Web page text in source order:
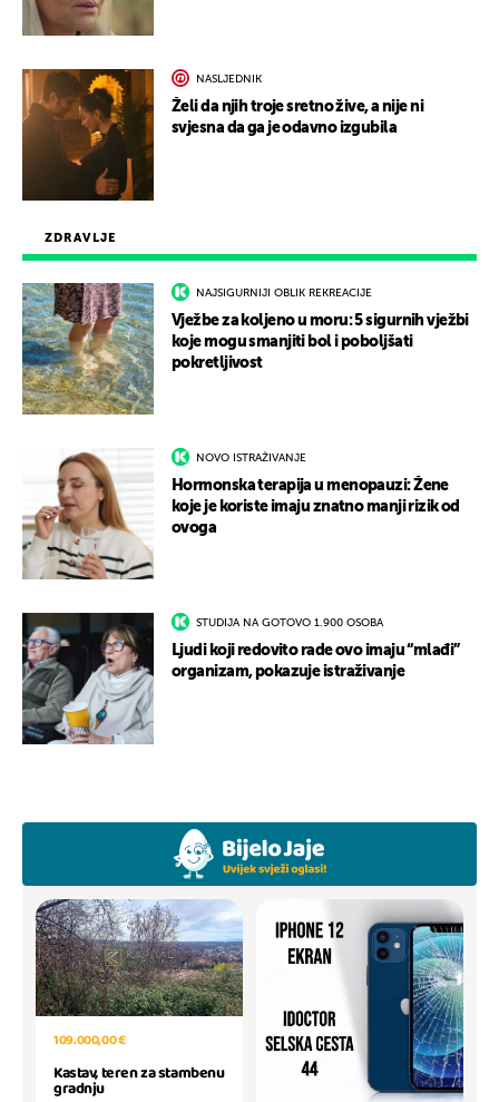
ZDRAVLJE
NAJSIGURNIJI OBLIK REKREACIJE
Vježbe za koljeno u moru: 5 sigurnih vježbi
koje mogu smanjiti bol i poboljšati
pokretljivost
NOVO ISTRAŽIVANJE
Hormonska terapija u menopauzi: Žene
koje je koriste imaju znatno manji rizik od
ovoga
STUDIJA NA GOTOVO 1.900 OSOBA
Ljudi koji redovito rade ovo imaju “mlađi”
organizam, pokazuje istraživanje
NASLJEDNIK
Želi da njih troje sretno žive, a nije ni
svjesna da ga je odavno izgubila
109.000,00 €
Kastav, teren za stambenu
gradnju